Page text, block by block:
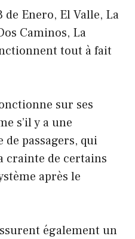
de Enero, El Valle, La
Caminos, La
tout à fait
sur ses
s’il y a une
passagers, qui
crainte de certains
après le
également un